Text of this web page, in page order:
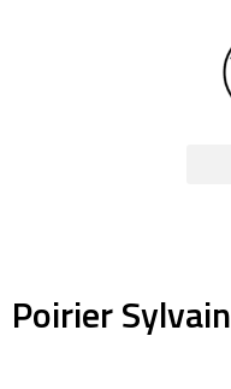
Poirier Sylvain